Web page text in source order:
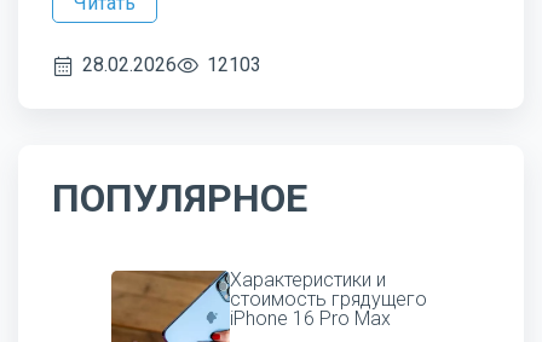
28.02.2026 12103
ПОПУЛЯРНОЕ
Характеристики и
стоимость грядущего
iPhone 16 Pro Max